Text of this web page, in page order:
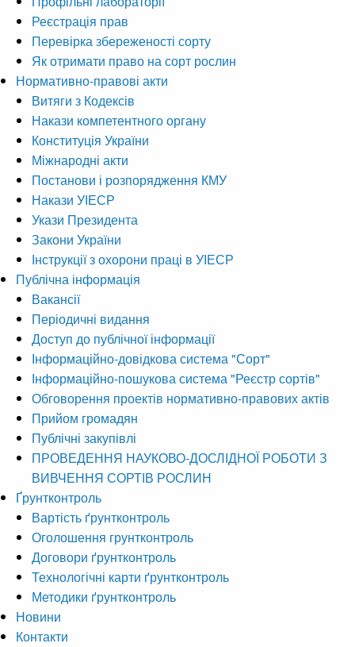
Реєстрація прав
Перевірка збереженості сорту
Як отримати право на сорт рослин
Нормативно-правові акти
Витяги з Кодексів
Накази компетентного органу
Конституція України
Міжнародні акти
Постанови і розпорядження КМУ
Накази УІЕСР
Укази Президента
Закони України
Інструкції з охорони праці в УІЕСР
Публічна інформація
Вакансії
Періодичні видання
Доступ до публічної інформації
Інформаційно-довідкова система "Сорт"
Інформаційно-пошукова система "Реєстр сортів"
Обговорення проектів нормативно-правових актів
Прийом громадян
Публічні закупівлі
ПРОВЕДЕННЯ НАУКОВО-ДОСЛІДНОЇ РОБОТИ З
ВИВЧЕННЯ СОРТІВ РОСЛИН
Ґрунтконтроль
Вартість ґрунтконтроль
Оголошення грунтконтроль
Договори ґрунтконтроль
Технологічні карти ґрунтконтроль
Методики ґрунтконтроль
Новини
Контакти